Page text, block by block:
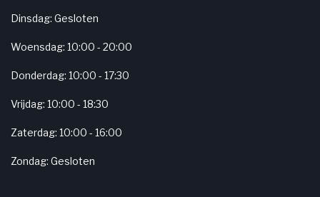
Dinsdag: Gesloten
Woensdag: 10:00 - 20:00
Donderdag: 10:00 - 17:30
Vrijdag: 10:00 - 18:30
Zaterdag: 10:00 - 16:00
Zondag: Gesloten